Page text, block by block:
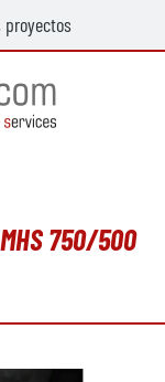
proyectos
750/500